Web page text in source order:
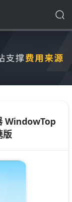
WindowTop
版